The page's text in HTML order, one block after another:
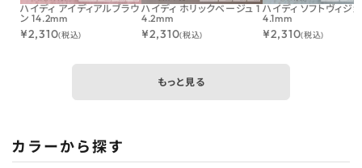
ハイディ アイディアルブラウ
ン 14.2mm
¥2,310(税込)
ハイディ ホリックベージュ 1
4.2mm
¥2,310(税込)
ハイディ ソフトヴィジ
4.1mm
¥2,310(税込)
もっと見る
カラーから探す